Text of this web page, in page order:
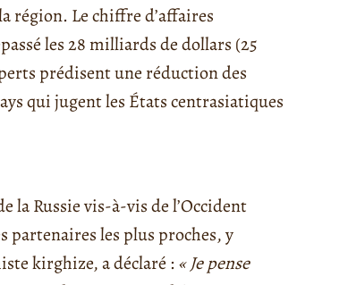
région. Le chiffre d’affaires
les 28 milliards de dollars (25
prédisent une réduction des
qui jugent les États centrasiatiques
la Russie vis-à-vis de l’Occident
partenaires les plus proches, y
kirghize, a déclaré : « Je pense